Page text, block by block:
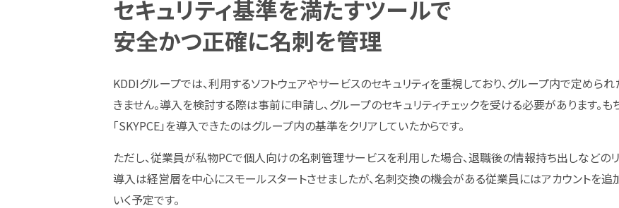
セキュリティ基準を満たすツールで
安全かつ正確に名刺を管理
KDDIグループでは、利用するソフトウェアやサービスのセキュリティを重視しており、グループ内で定め
きません。導入を検討する際は事前に申請し、グループのセキュリティチェックを受ける必要があります。
「SKYPCE」を導入できたのはグループ内の基準をクリアしていたからです。
ただし、従業員が私物PCで個人向けの名刺管理サービスを利用した場合、退職後の情報持ち出しなどのリ
導入は経営層を中心にスモールスタートさせましたが、名刺交換の機会がある従業員にはアカウントを追
いく予定です。